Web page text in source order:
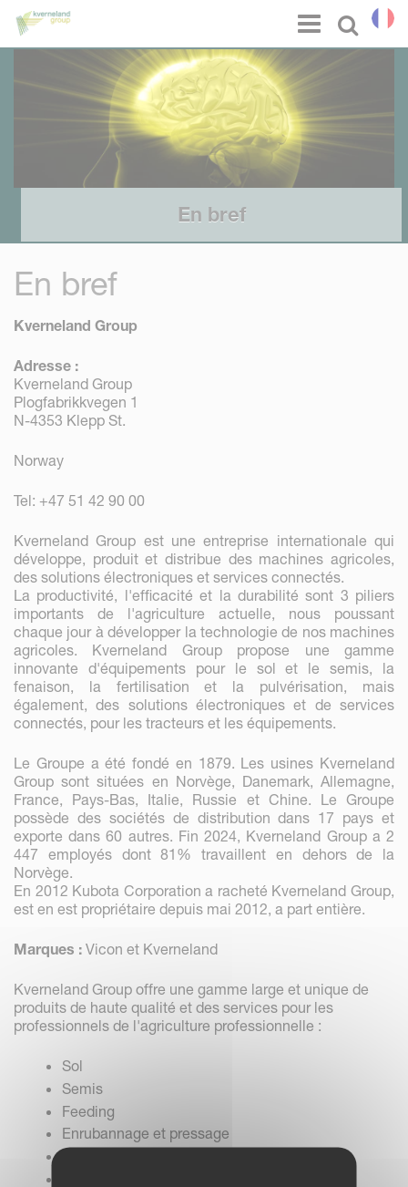
Select
Menu
En bref
En bref
Kverneland Group
Adresse :
Kverneland Group
Plogfabrikkvegen 1
N-4353 Klepp St.
Norway
Tel: +47 51 42 90 00
Kverneland Group est une entreprise internationale qui
développe, produit et distribue des machines agricoles,
des solutions électroniques et services connectés.
La productivité, l'efficacité et la durabilité sont 3 piliers
importants de l'agriculture actuelle, nous poussant
chaque jour à développer la technologie de nos machines
agricoles. Kverneland Group propose une gamme
innovante d'équipements pour le sol et le semis, la
fenaison, la fertilisation et la pulvérisation, mais
également, des solutions électroniques et de services
connectés, pour les tracteurs et les équipements.
Le Groupe a été fondé en 1879. Les usines Kverneland
Group sont situées en Norvège, Danemark, Allemagne,
France, Pays-Bas, Italie, Russie et Chine. Le Groupe
possède des sociétés de distribution dans 17 pays et
exporte dans 60 autres. Fin 2024, Kverneland Group a 2
447 employés dont 81% travaillent en dehors de la
Norvège.
En 2012 Kubota Corporation a racheté Kverneland Group,
est en est propriétaire depuis mai 2012, a part entière.
Marques : Vicon et Kverneland
Kverneland Group offre une gamme large et unique de
produits de haute qualité et des services pour les
professionnels de l'agriculture professionnelle :
Sol
Semis
Feeding
Enrubannage et pressage
Panneau de gestion des cookies